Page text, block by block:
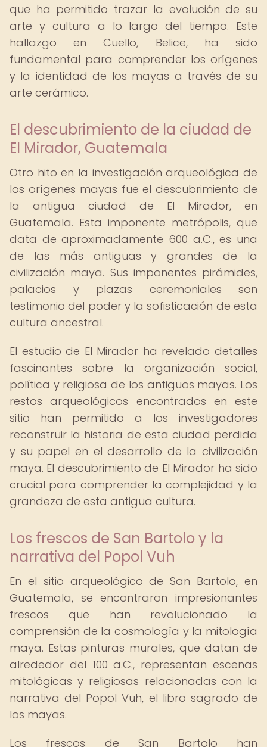
que ha permitido trazar la evolución de su
arte y cultura a lo largo del tiempo. Este
hallazgo en Cuello, Belice, ha sido
fundamental para comprender los orígenes
y la identidad de los mayas a través de su
arte cerámico.
El descubrimiento de la ciudad de
El Mirador, Guatemala
Otro hito en la investigación arqueológica de
los orígenes mayas fue el descubrimiento de
la antigua ciudad de El Mirador, en
Guatemala. Esta imponente metrópolis, que
data de aproximadamente 600 a.C., es una
de las más antiguas y grandes de la
civilización maya. Sus imponentes pirámides,
palacios y plazas ceremoniales son
testimonio del poder y la sofisticación de esta
cultura ancestral.
El estudio de El Mirador ha revelado detalles
fascinantes sobre la organización social,
política y religiosa de los antiguos mayas. Los
restos arqueológicos encontrados en este
sitio han permitido a los investigadores
reconstruir la historia de esta ciudad perdida
y su papel en el desarrollo de la civilización
maya. El descubrimiento de El Mirador ha sido
crucial para comprender la complejidad y la
grandeza de esta antigua cultura.
Los frescos de San Bartolo y la
narrativa del Popol Vuh
En el sitio arqueológico de San Bartolo, en
Guatemala, se encontraron impresionantes
frescos que han revolucionado la
comprensión de la cosmología y la mitología
maya. Estas pinturas murales, que datan de
alrededor del 100 a.C., representan escenas
mitológicas y religiosas relacionadas con la
narrativa del Popol Vuh, el libro sagrado de
los mayas.
Los frescos de San Bartolo han